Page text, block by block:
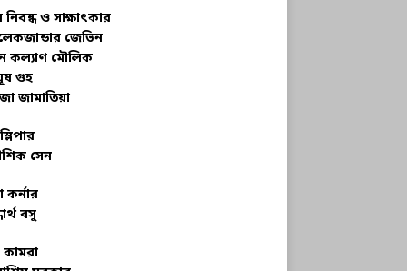
নিবন্ধ ও সাক্ষাৎকার
জেভিন
কল্যাণ মৌলিক
গুহ
জামাতিয়া
সেন
কর্নার
বসু
কামরা